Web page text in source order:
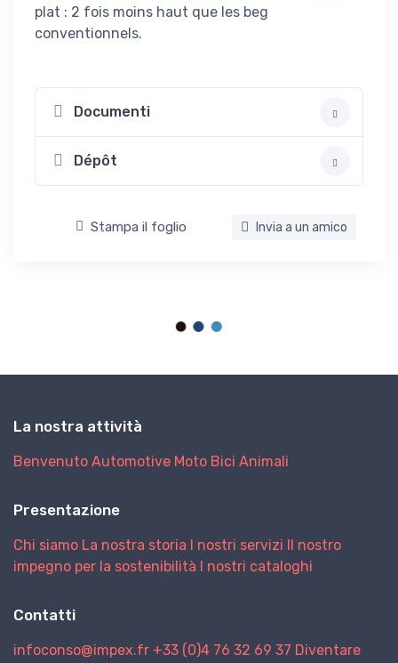
plat : 2 fois moins haut que les beg
conventionnels.
Documenti
Dépôt
Stampa il foglio Invia a un amico
La nostra attività
Benvenuto Automotive Moto Bici Animali
Presentazione
Chi siamo La nostra storia I nostri servizi Il nostro
impegno per la sostenibilità I nostri cataloghi
Contatti
infoconso@impex.fr +33 (0)4 76 32 69 37 Diventare